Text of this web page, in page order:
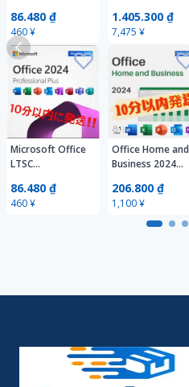
LTSC 2024
Professional Plus
プロダクトキー
正規 オフィス
2024 認証保証 手
順書あり
86.480 ₫
460 ¥
ラー NH-D15 美
品 動作確認済
1.405.300 ₫
7,475 ¥
Microsoft Office
LTSC
2024 日本語版オ
ンライン認証プロ
86.480 ₫
460 ¥
Office Home and
Business 2024
Windows11/10対
応 | 1ユーザー1
デバイス | 日本語
206.800 ₫
1,100 ¥